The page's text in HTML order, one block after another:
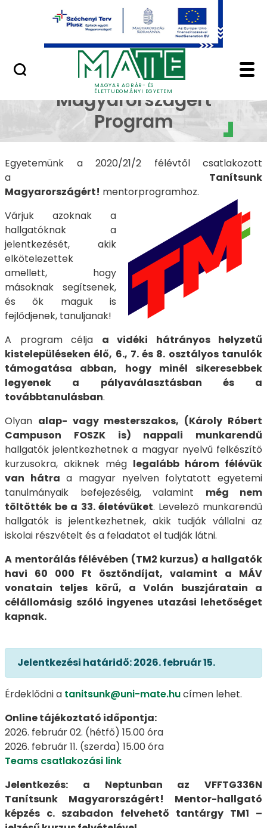
Ugrás a fő tartalomhoz
MAGYAR AGRÁR- ÉS
ÉLETTUDOMÁNYI EGYETEM
Minőségügy
TanítsunkTanítsunk
Magyarországért
Program
Egyetemünk a 2020/21/2 félévtől csatlakozott
a Tanítsunk
Magyarországért! mentorprogramhoz.
Várjuk azoknak a
hallgatóknak a
jelentkezését, akik
elkötelezettek
amellett, hogy
másoknak segítsenek,
és ők maguk is
fejlődjenek, tanuljanak!
A program célja a vidéki hátrányos helyzetű
kistelepüléseken élő, 6., 7. és 8. osztályos tanulók
támogatása abban, hogy minél sikeresebbek
legyenek a pályaválasztásban és a
továbbtanulásban.
Olyan alap- vagy mesterszakos, (Károly Róbert
Campuson FOSZK is) nappali munkarendű
hallgatók jelentkezhetnek a magyar nyelvű felkészítő
kurzusokra, akiknek még legalább három félévük
van hátra a magyar nyelven folytatott egyetemi
tanulmányaik befejezéséig, valamint még nem
töltötték be a 33. életévüket. Levelező munkarendű
hallgatók is jelentkezhetnek, akik tudják vállalni az
iskolai részvételt és a feladatot el tudják látni.
A mentorálás félévében (TM2 kurzus) a hallgatók
havi 60 000 Ft ösztöndíjat, valamint a MÁV
vonatain teljes körű, a Volán buszjáratain a
célállomásig szóló ingyenes utazási lehetőséget
kapnak.
Jelentkezési határidő: 2026. február 15.
Érdeklődni a tanitsunk@uni-mate.hucímen lehet.
Online tájékoztató időpontja:
2026. február 02. (hétfő) 15.00 óra
2026. február 11. (szerda) 15.00 óra
Teams csatlakozási link
Jelentkezés: a Neptunban az VFFTG336N
Tanítsunk Magyarországért! Mentor-hallgató
képzés c. szabadon felvehető tantárgy TM1 –